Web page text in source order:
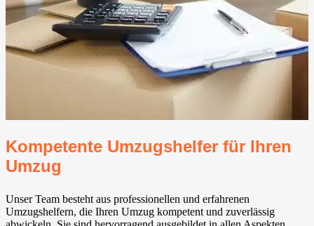
Kompetente Umzugshelfer für Ihren
Umzug
Unser Team besteht aus professionellen und erfahrenen
Umzugshelfern, die Ihren Umzug kompetent und zuverlässig